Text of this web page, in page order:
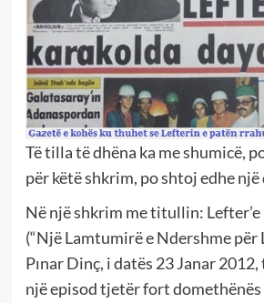
Të tilla të dhëna ka me shumicë,
për këtë shkrim, po shtoj edhe
Në një shkrim me titullin:
(“Një Lamtumirë e Ndershme për
Pınar Dinç, i datës 23 Janar
një episod tjetër fort